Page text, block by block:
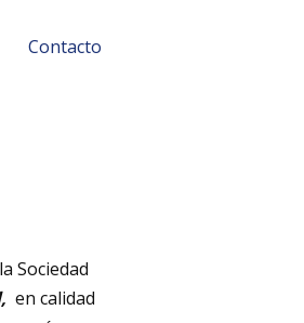
Contacto
Sociedad
en calidad